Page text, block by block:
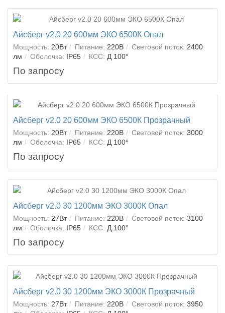
Айсберг v2.0 20 600мм ЭКО 6500К Опал
Мощность: 20Вт Питание: 220В Световой поток: 2400
лм
Оболочка: IP65 КСС: Д 100°
По запросу
Айсберг v2.0 20 600мм ЭКО 6500К Прозрачный
Мощность: 20Вт Питание: 220В Световой поток: 3000
лм
Оболочка: IP65 КСС: Д 100°
По запросу
Айсберг v2.0 30 1200мм ЭКО 3000К Опал
Мощность: 27Вт Питание: 220В Световой поток: 3100
лм
Оболочка: IP65 КСС: Д 100°
По запросу
Айсберг v2.0 30 1200мм ЭКО 3000К Прозрачный
Мощность: 27Вт Питание: 220В Световой поток: 3950